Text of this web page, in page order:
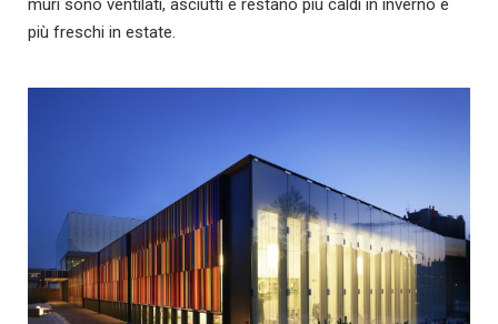
muri sono ventilati, asciutti e restano più caldi in inverno e
più freschi in estate.